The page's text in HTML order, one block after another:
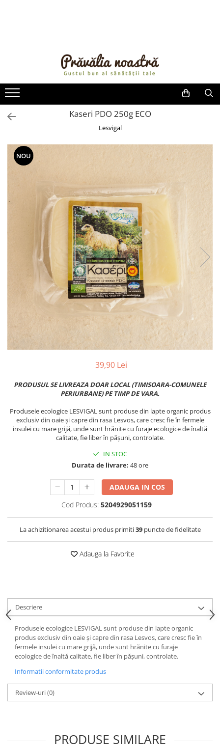
ULEIURI ȘI UNTURI
MĂSLINE
FRUCTE DESHIDRATATE
FRUCTE LA CONSERVĂ
OȚETURI ȘI SOSURI
SOSURI
FĂINĂ FĂRĂ GLUTEN
BĂUTURI / LAPTE VEGETAL
OREZ ȘI CEREALE
CREME ȘI PASTE TARTINABILE
CONDIMENTE
CEAIURI GRECEȘTI
CIOCOLATĂ ȘI CACAO
HEALTHY SNACKS
SUPERALIMENTE
LACTATE
BACANIE
PRODUSE ECO / ORGANICE
REMEDII NATURISTE
Kaseri PDO 250g ECO
Lesvigal
NOU
39,90 Lei
PRODUSUL SE LIVREAZA DOAR LOCAL (TIMISOARA-COMUNELE
PERIURBANE) PE TIMP DE VARA.
Produsele ecologice LESVIGAL sunt produse din lapte organic produs
exclusiv din oaie și capre din rasa Lesvos, care cresc fie în fermele
insulei cu mare grijă, unde sunt hrănite cu furaje ecologice de înaltă
calitate, fie liber în pășuni, controlate.
IN STOC
Durata de livrare: 48 ore
ADAUGA IN COS
Cod Produs: 5204929051159
La achizitionarea acestui produs primiti39puncte de fidelitate
Adauga la Favorite
Descriere
Produsele ecologice LESVIGAL sunt produse din lapte organic
produs exclusiv din oaie și capre din rasa Lesvos, care cresc fie în
fermele insulei cu mare grijă, unde sunt hrănite cu furaje
ecologice de înaltă calitate, fie liber în pășuni, controlate.
Informatii conformitate produs
Review-uri(0)
PRODUSE SIMILARE